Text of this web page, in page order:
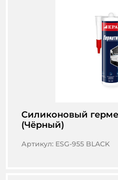
Cиликоновый
(Чёрный)
Артикул: ESG-955 BLACK